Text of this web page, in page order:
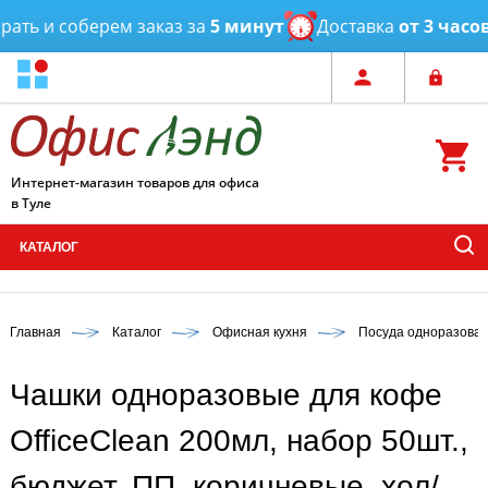
и соберем заказ за 5 минут Доставкаот 3 часов
Интернет-магазин товаров для офиса
в Туле
КАТАЛОГ
Главная Каталог Офисная кухня Посуда одноразовая
Чашки одноразовые для кофе
OfficeClean 200мл, набор 50шт.,